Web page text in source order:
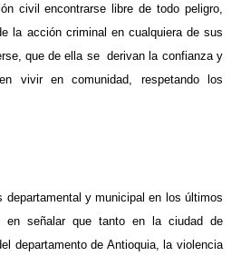
civil encontrarse libre de todo peligro,
la acción criminal en cualquiera de sus
que de ella se derivan la confianza y
vivir en comunidad, respetando los
departamental y municipal en los últimos
en señalar que tanto en la ciudad de
departamento de Antioquia, la violencia